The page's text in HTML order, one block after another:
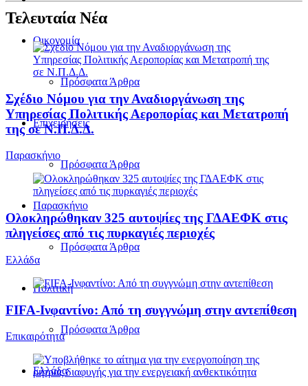
Οικονομία
Πρόσφατα Άρθρα
Επιχειρήσεις
Πρόσφατα Άρθρα
Παρασκήνιο
Πρόσφατα Άρθρα
Πολιτική
Πρόσφατα Άρθρα
Ελλάδα
Τελευταία Νέα
Σχέδιο Νόμου για την Αναδιοργάνωση της
Υπηρεσίας Πολιτικής Αεροπορίας και Μετατροπή
της σε Ν.Π.Δ.Δ.
Παρασκήνιο
Ολοκληρώθηκαν 325 αυτοψίες της ΓΔΑΕΦΚ στις
πληγείσες από τις πυρκαγιές περιοχές
Ελλάδα
FIFA-Ινφαντίνο: Από τη συγγνώμη στην αντεπίθεση
Επικαιρότητα